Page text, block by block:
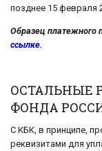
позднее 15 февраля
Образец платежного
ссылке.
ОСТАЛЬНЫЕ
ФОНДА
С КБК, в принципе,
реквизитами для